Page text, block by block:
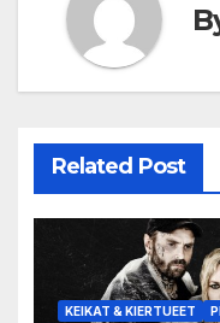
Related Post
KEIKAT & KIERTUEET